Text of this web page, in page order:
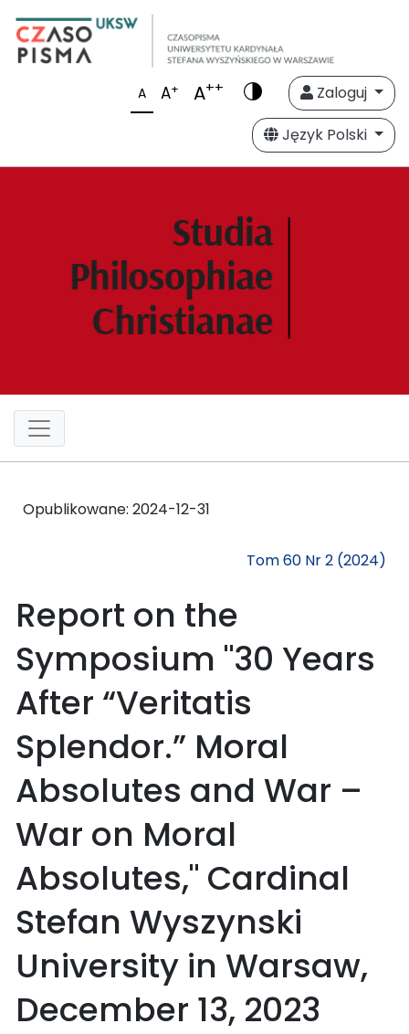
A A+ A++
Zaloguj
Język Polski
Opublikowane: 2024-12-31
Tom 60 Nr 2 (2024)
Report on the
Symposium "30 Years
After “Veritatis
Splendor.” Moral
Absolutes and War –
War on Moral
Absolutes," Cardinal
Stefan Wyszynski
University in Warsaw,
December 13, 2023